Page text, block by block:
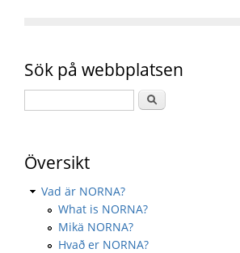
Sök på webbplatsen
Översikt
Vad är NORNA?
What is NORNA?
Mikä NORNA?
Hvað er NORNA?